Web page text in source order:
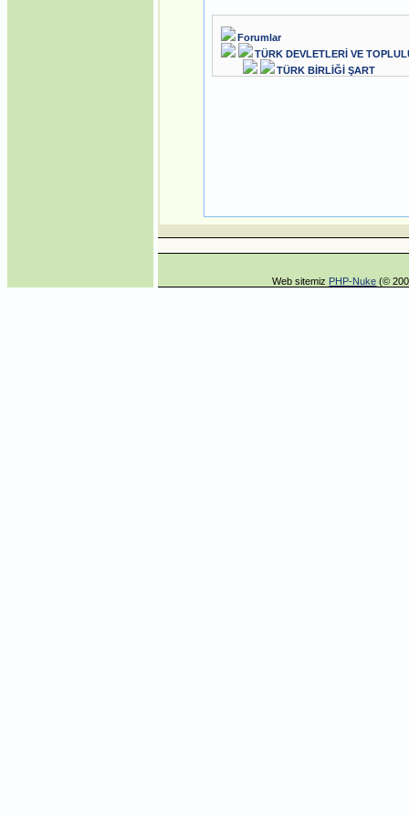
Forumlar
TÜRK DEVLETLERİ VE
TÜRK BİRLİĞİ ŞART
Web sitemiz PHP-Nuke (©